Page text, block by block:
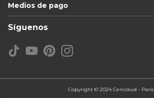
Medios de pago
Síguenos
Copyright © 2024 Cencosud - Paris